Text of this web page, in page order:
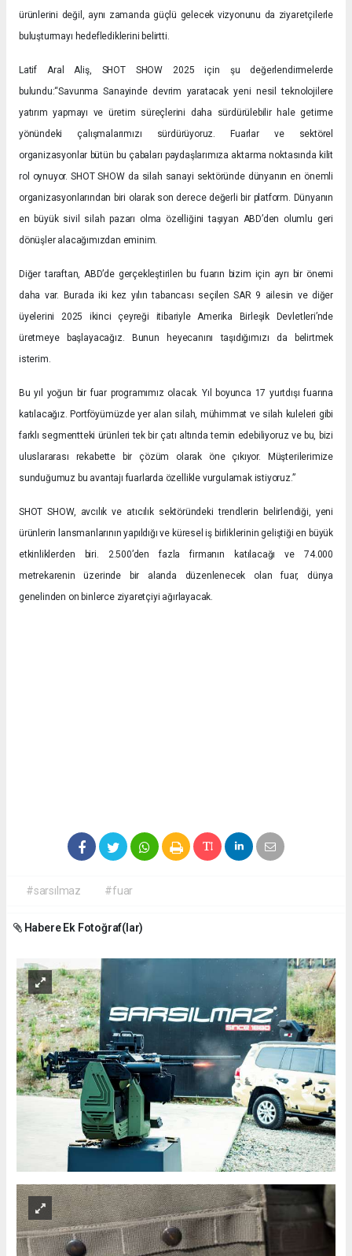
ürünlerini değil, aynı zamanda güçlü gelecek vizyonunu da ziyaretçilerle
buluşturmayı hedeflediklerini belirtti.
Latif Aral Aliş, SHOT SHOW 2025 için şu değerlendirmelerde
bulundu:“Savunma Sanayinde devrim yaratacak yeni nesil teknolojilere
yatırım yapmayı ve üretim süreçlerini daha sürdürülebilir hale getirme
yönündeki çalışmalarımızı sürdürüyoruz. Fuarlar ve sektörel
organizasyonlar bütün bu çabaları paydaşlarımıza aktarma noktasında kilit
rol oynuyor. SHOT SHOW da silah sanayi sektöründe dünyanın en önemli
organizasyonlarından biri olarak son derece değerli bir platform. Dünyanın
en büyük sivil silah pazarı olma özelliğini taşıyan ABD’den olumlu geri
dönüşler alacağımızdan eminim.
Diğer taraftan, ABD’de gerçekleştirilen bu fuarın bizim için ayrı bir önemi
daha var. Burada iki kez yılın tabancası seçilen SAR 9 ailesin ve diğer
üyelerini 2025 ikinci çeyreği itibariyle Amerika Birleşik Devletleri’nde
üretmeye başlayacağız. Bunun heyecanını taşıdığımızı da belirtmek
isterim.
Bu yıl yoğun bir fuar programımız olacak. Yıl boyunca 17 yurtdışı fuarına
katılacağız. Portföyümüzde yer alan silah, mühimmat ve silah kuleleri gibi
farklı segmentteki ürünleri tek bir çatı altında temin edebiliyoruz ve bu, bizi
uluslararası rekabette bir çözüm olarak öne çıkıyor. Müşterilerimize
sunduğumuz bu avantajı fuarlarda özellikle vurgulamak istiyoruz.”
SHOT SHOW, avcılık ve atıcılık sektöründeki trendlerin belirlendiği, yeni
ürünlerin lansmanlarının yapıldığı ve küresel iş birliklerinin geliştiği en büyük
etkinliklerden biri. 2.500’den fazla firmanın katılacağı ve 74.000
metrekarenin üzerinde bir alanda düzenlenecek olan fuar, dünya
genelinden on binlerce ziyaretçiyi ağırlayacak.
#sarsılmaz #fuar
Habere Ek Fotoğraf(lar)